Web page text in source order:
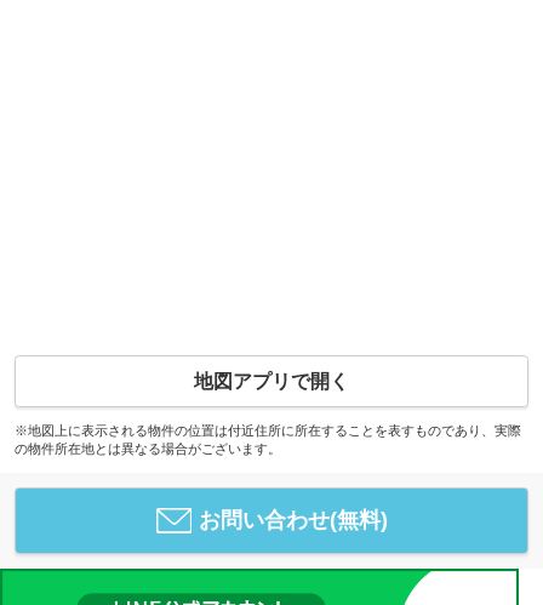
地図アプリで開く
※地図上に表示される物件の位置は付近住所に所在することを表すものであり、実際
の物件所在地とは異なる場合がございます。
お問い合わせ(無料)